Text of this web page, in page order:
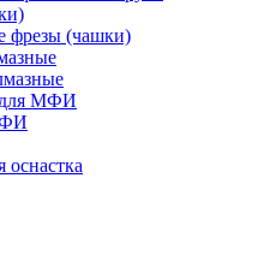
фрезы (чашки)
МФИ